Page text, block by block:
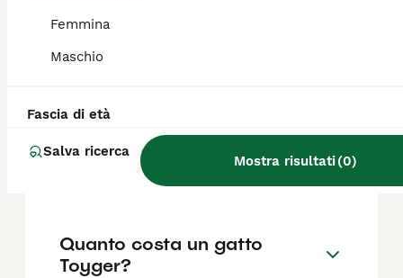
Femmina
Maschio
Fascia di età
Salva ricerca
Mostra risultati(0)
slanciato con occhi ovali.
Toyger?
Toyger quanto vive?
Quanto costa un gatto
Toyger?